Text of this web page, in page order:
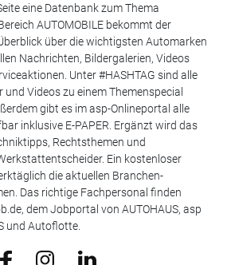
eine Datenbank zum Thema
AUTOMOBILE bekommt der
über die wichtigsten Automarken
Nachrichten, Bildergalerien, Videos
Unter #HASHTAG sind alle
Videos zu einem Themenspecial
gibt es im asp-Onlineportal alle
inklusive E-PAPER. Ergänzt wird das
Rechtsthemen und
Ein kostenloser
die aktuellen Branchen-
Das richtige Fachpersonal finden
dem Jobportal von AUTOHAUS, asp
und Autoflotte.